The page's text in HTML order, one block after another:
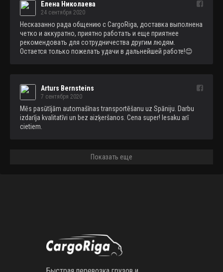
Елена Николаева
24 сентября 2020
Несказанно рада общению с CargoRiga, доставка выполнена
четко и аккуратно, приятно работать и еще приятнее
рекомендовать для сотрудничества другим людям.
Остается только пожелать удачи в дальнейшей работе!😊
Arturs Bernsteins
7 сентября 2020
Mēs pasūtījām automašīnas transportēšanu uz Spāniju. Darbu
izdarīja kvalitatīvi un bez aizķeršanos. Cena super! Iesaku arī
cietiem.
Показать еще